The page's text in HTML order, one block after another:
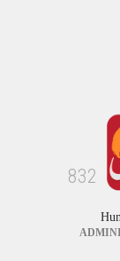
2
3
8